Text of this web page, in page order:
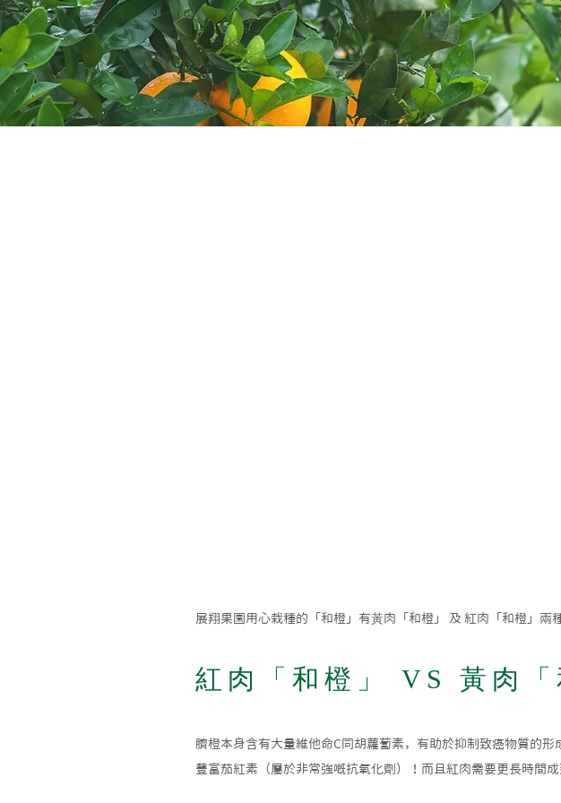
展翔果園用心栽種的「和橙」有黃肉「和橙」 及 紅肉「和橙」兩
紅肉「和橙」 VS 黃肉「
臍橙本身含有大量維他命C同胡蘿蔔素，有助於抑制致癌物質的
豐富茄紅素（屬於非常強嘅抗氧化劑）！而且紅肉需要更長時間